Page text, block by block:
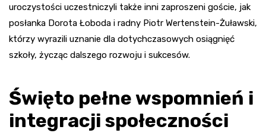
uroczystości uczestniczyli także inni zaproszeni goście, jak
posłanka Dorota Łoboda i radny Piotr Wertenstein-Żuławski,
którzy wyrazili uznanie dla dotychczasowych osiągnięć
szkoły, życząc dalszego rozwoju i sukcesów.
Święto pełne wspomnień i
integracji społeczności